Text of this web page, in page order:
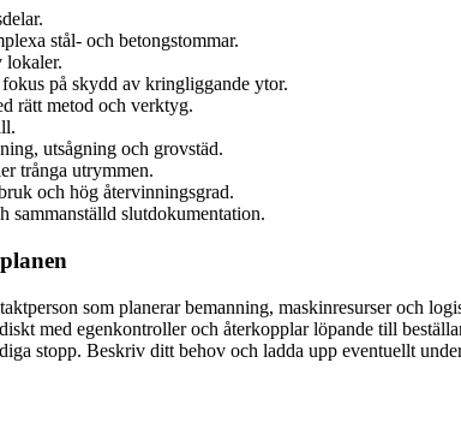
stål- och betongstommar.
lokaler.
på skydd av kringliggande ytor.
rätt metod och verktyg.
utsågning och grovstäd.
trånga utrymmen.
och hög återvinningsgrad.
slutdokumentation.
som planerar bemanning, maskinresurser och
med egenkontroller och återkopplar löpande till
stopp. Beskriv ditt behov och ladda upp eventuellt